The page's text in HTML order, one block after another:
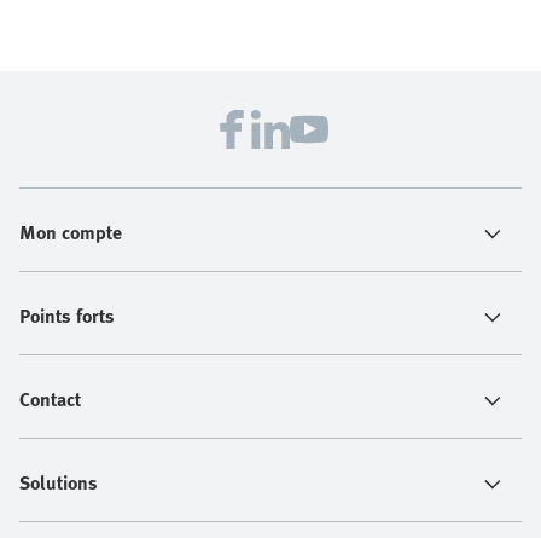
Mon compte
Points forts
Contact
Solutions